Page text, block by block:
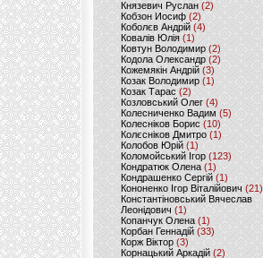
Князевич Руслан (2)
Кобзон Иосиф(2)
Коболєв Андрій (4)
Ковалів Юлія(1)
Ковтун Володимир (2)
Кодола Олександр (2)
Кожемякін Андрій (3)
Козак Володимир (1)
Козак Тарас (2)
Козловський Олег(4)
Колесниченко Вадим (5)
Колесніков Борис (10)
Колєсніков Дмитро (1)
Колобов Юрій (1)
Коломойський Ігор (123)
Кондратюк Олена(1)
Кондрашенко Сергій (1)
Кононенко Ігор Віталійович (21)
Константіновський Вячеслав
Леонідович (1)
Копанчук Олена (1)
Корбан Геннадій (33)
Корж Віктор (3)
Корнацький Аркадій (2)